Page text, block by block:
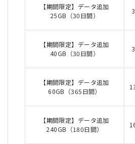
【期間限定】データ追加
25GB（30日間）
【期間限定】データ追加
40GB（30日間）
【期間限定】データ追加
60GB（365日間）
【期間限定】データ追加
240GB（180日間）